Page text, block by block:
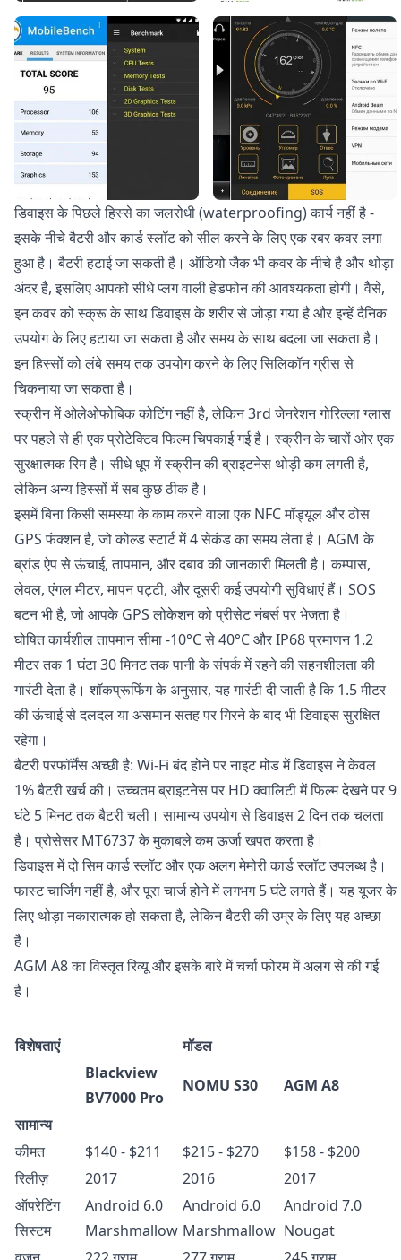
डिवाइस के पिछले हिस्से का जलरोधी (waterproofing) कार्य नहीं है -
इसके नीचे बैटरी और कार्ड स्लॉट को सील करने के लिए एक रबर कवर लगा
हुआ है। बैटरी हटाई जा सकती है। ऑडियो जैक भी कवर के नीचे है और थोड़ा
अंदर है, इसलिए आपको सीधे प्लग वाली हेडफोन की आवश्यकता होगी। वैसे,
इन कवर को स्क्रू के साथ डिवाइस के शरीर से जोड़ा गया है और इन्हें दैनिक
उपयोग के लिए हटाया जा सकता है और समय के साथ बदला जा सकता है।
इन हिस्सों को लंबे समय तक उपयोग करने के लिए सिलिकॉन ग्रीस से
चिकनाया जा सकता है।
स्क्रीन में ओलेओफोबिक कोटिंग नहीं है, लेकिन 3rd जेनरेशन गोरिल्ला ग्लास
पर पहले से ही एक प्रोटेक्टिव फिल्म चिपकाई गई है। स्क्रीन के चारों ओर एक
सुरक्षात्मक रिम है। सीधे धूप में स्क्रीन की ब्राइटनेस थोड़ी कम लगती है,
लेकिन अन्य हिस्सों में सब कुछ ठीक है।
इसमें बिना किसी समस्या के काम करने वाला एक NFC मॉड्यूल और ठोस
GPS फंक्शन है, जो कोल्ड स्टार्ट में 4 सेकंड का समय लेता है। AGM के
ब्रांड ऐप से ऊंचाई, तापमान, और दबाव की जानकारी मिलती है। कम्पास,
लेवल, एंगल मीटर, मापन पट्टी, और दूसरी कई उपयोगी सुविधाएं हैं। SOS
बटन भी है, जो आपके GPS लोकेशन को प्रीसेट नंबर्स पर भेजता है।
घोषित कार्यशील तापमान सीमा -10°C से 40°C और IP68 प्रमाणन 1.2
मीटर तक 1 घंटा 30 मिनट तक पानी के संपर्क में रहने की सहनशीलता की
गारंटी देता है। शॉकप्रूफिंग के अनुसार, यह गारंटी दी जाती है कि 1.5 मीटर
की ऊंचाई से दलदल या असमान सतह पर गिरने के बाद भी डिवाइस सुरक्षित
रहेगा।
बैटरी परफॉर्मेंस अच्छी है: Wi-Fi बंद होने पर नाइट मोड में डिवाइस ने केवल
1% बैटरी खर्च की। उच्चतम ब्राइटनेस पर HD क्वालिटी में फिल्म देखने पर 9
घंटे 5 मिनट तक बैटरी चली। सामान्य उपयोग से डिवाइस 2 दिन तक चलता
है। प्रोसेसर MT6737 के मुकाबले कम ऊर्जा खपत करता है।
डिवाइस में दो सिम कार्ड स्लॉट और एक अलग मेमोरी कार्ड स्लॉट उपलब्ध है।
फास्ट चार्जिंग नहीं है, और पूरा चार्ज होने में लगभग 5 घंटे लगते हैं। यह यूजर के
लिए थोड़ा नकारात्मक हो सकता है, लेकिन बैटरी की उम्र के लिए यह अच्छा
है।
AGM A8 का विस्तृतरिव्यूऔर इसके बारे मेंचर्चाफोरम में अलग से की गई
है।
विशेषताएं
मॉडल
Blackview
BV7000 Pro
NOMU S30
AGM A8
सामान्य
कीमत
$140 - $211 $215 - $270 $158 - $200
रिलीज़
2017 2016
2017
ऑपरेटिंग
सिस्टम
Android 6.0
Marshmallow
Android 6.0
Marshmallow
Android 7.0
Nougat